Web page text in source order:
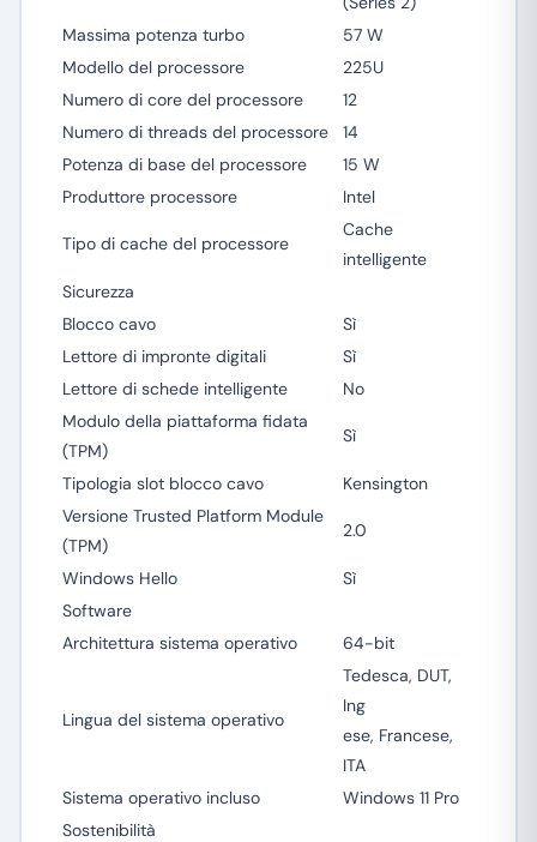
Massima potenza turbo
57 W
Modello del processore
225U
Numero di core del processore
12
Numero di threads del processore
14
Potenza di base del processore
15 W
Produttore processore
Intel
Tipo di cache del processore
Cache
intelligente
Sicurezza
Blocco cavo
Sì
Lettore di impronte digitali
Sì
Lettore di schede intelligente
No
Modulo della piattaforma fidata
(TPM)
Sì
Tipologia slot blocco cavo
Kensington
Versione Trusted Platform Module
(TPM)
2.0
Windows Hello
Sì
Software
Architettura sistema operativo
64-bit
Lingua del sistema operativo
Tedesca, DUT,
Ing
ese, Francese,
ITA
Sistema operativo incluso
Windows 11 Pro
Sostenibilità